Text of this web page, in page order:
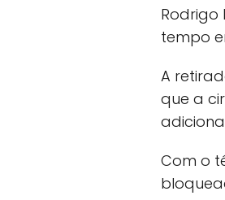
tempo
A
que a
Com o